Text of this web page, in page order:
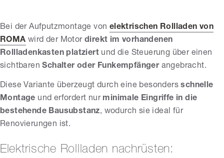
Bei der Aufputzmontage von elektrischen Rollladen von
ROMA wird der Motordirekt im vorhandenen
Rollladenkasten platziert und die Steuerung über einen
sichtbarenSchalter oder Funkempfängerangebracht.
Diese Variante überzeugt durch eine besondersschnelle
Montage und erfordert nur minimale Eingriffe in die
bestehende Bausubstanz, wodurch sie ideal für
Renovierungen ist.
Elektrische Rollladen nachrüsten: